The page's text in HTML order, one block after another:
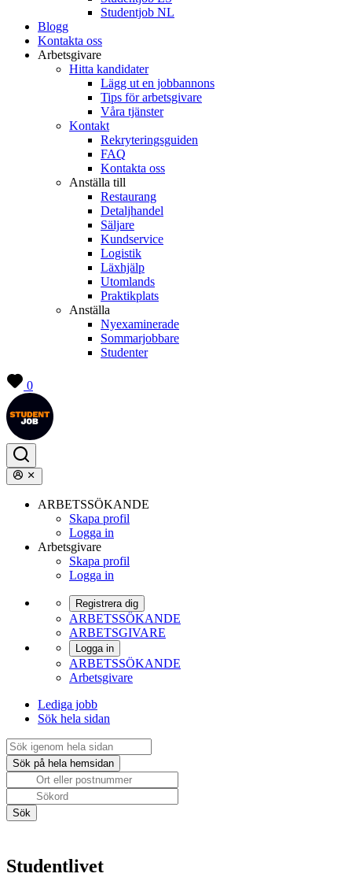
Studentjob NL
Blogg
Kontakta oss
Arbetsgivare
Hitta kandidater
Lägg ut en jobbannons
Tips för arbetsgivare
Våra tjänster
Kontakt
Rekryteringsguiden
FAQ
Kontakta oss
Anställa till
Restaurang
Detaljhandel
Säljare
Kundservice
Logistik
Läxhjälp
Utomlands
Praktikplats
Anställa
Nyexaminerade
Sommarjobbare
Studenter
0
ARBETSSÖKANDE
Skapa profil
Logga in
Arbetsgivare
Skapa profil
Logga in
Registrera dig
ARBETSSÖKANDE
ARBETSGIVARE
Logga in
ARBETSSÖKANDE
Arbetsgivare
Lediga jobb
Sök hela sidan
Studentlivet